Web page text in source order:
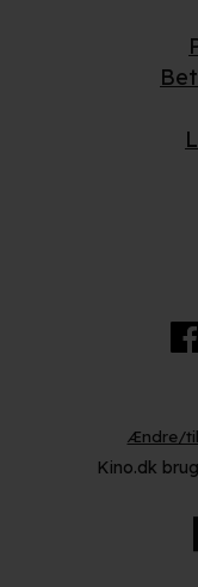
Ændre/
Kino.dk